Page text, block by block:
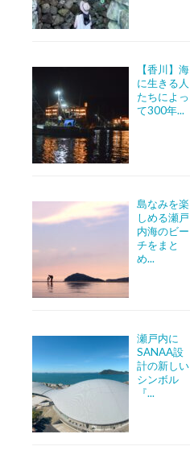
【香川】海
に生きる人
たちによっ
て300年...
島なみを楽
しめる瀬戸
内海のビー
チをまと
め...
瀬戸内に
SANAA設
計の新しい
シンボル
『...